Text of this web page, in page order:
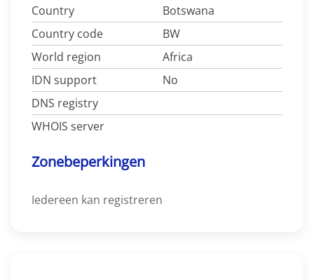
Country
Botswana
Country code
BW
World region
Africa
IDN support
No
DNS registry
WHOIS server
Zonebeperkingen
Iedereen kan registreren